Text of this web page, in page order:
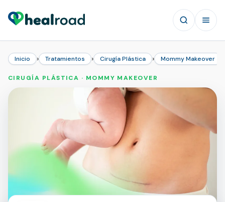
Inicio › Tratamientos › Cirugía Plástica › Mommy Makeover
CIRUGÍA PLÁSTICA · MOMMY MAKEOVER